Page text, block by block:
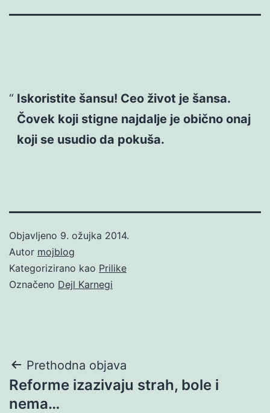
Iskoristite šansu! Ceo život je šansa.
Čovek koji stigne najdalje je obično onaj
koji se usudio da pokuša.
Objavljeno 9. ožujka 2014.
Autor mojblog
Kategorizirano kao Prilike
Označeno Dejl Karnegi
Navigacija
objava
Prethodna objava
Reforme izazivaju strah, bole i
nema…